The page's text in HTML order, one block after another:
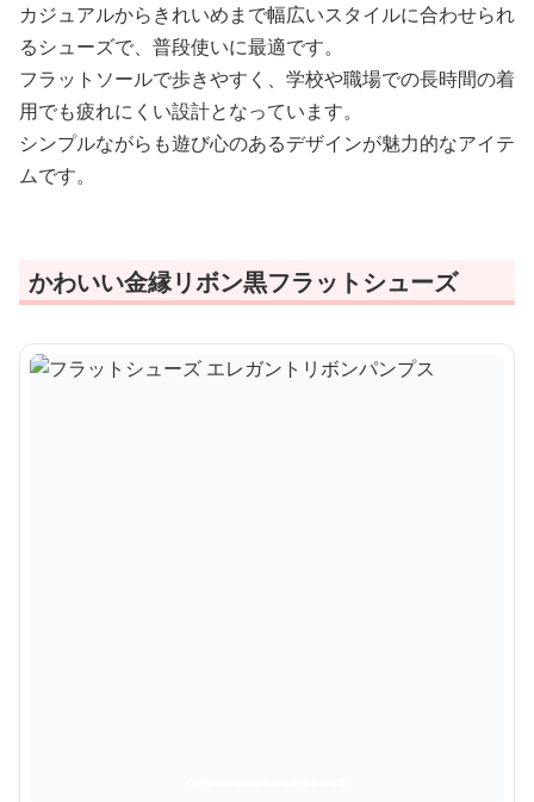
カジュアルからきれいめまで幅広いスタイルに合わせられ
るシューズで、普段使いに最適です。
フラットソールで歩きやすく、学校や職場での長時間の着
用でも疲れにくい設計となっています。
シンプルながらも遊び心のあるデザインが魅力的なアイテ
ムです。
かわいい金縁リボン黒フラットシューズ